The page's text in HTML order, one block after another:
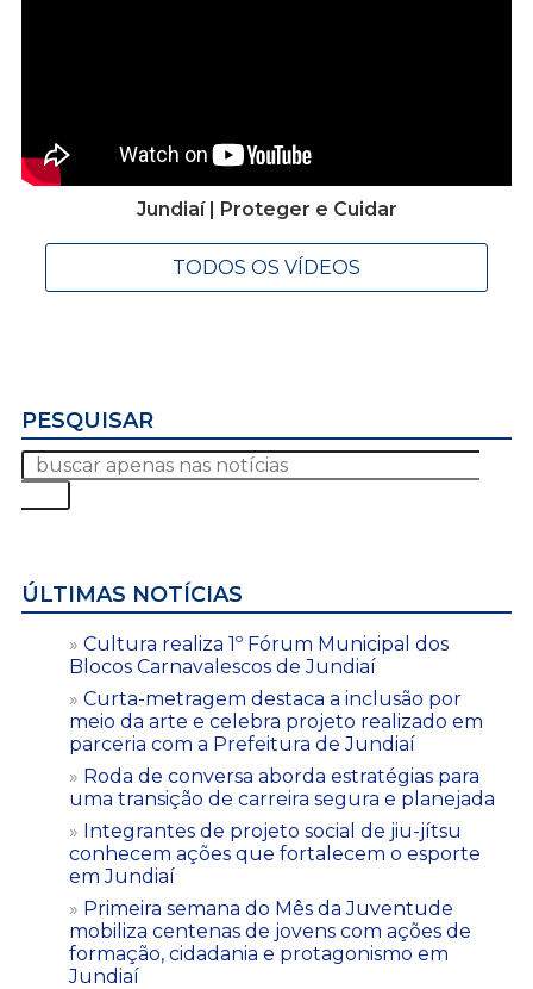
Jundiaí | Proteger e Cuidar
TODOS OS VÍDEOS
PESQUISAR
ÚLTIMAS NOTÍCIAS
Cultura realiza 1º Fórum Municipal dos
Blocos Carnavalescos de Jundiaí
Curta-metragem destaca a inclusão por
meio da arte e celebra projeto realizado em
parceria com a Prefeitura de Jundiaí
Roda de conversa aborda estratégias para
uma transição de carreira segura e planejada
Integrantes de projeto social de jiu-jítsu
conhecem ações que fortalecem o esporte
em Jundiaí
Primeira semana do Mês da Juventude
mobiliza centenas de jovens com ações de
formação, cidadania e protagonismo em
Jundiaí